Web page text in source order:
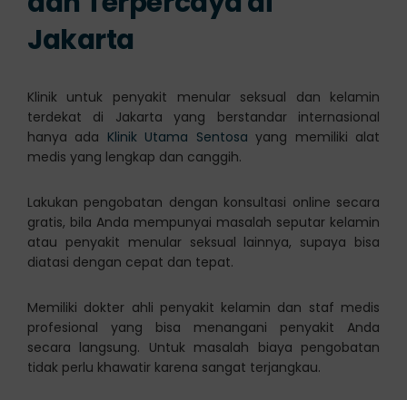
Jakarta
Klinik untuk penyakit menular seksual dan kelamin
terdekat di Jakarta yang berstandar internasional
hanya ada Klinik Utama Sentosa yang memiliki alat
medis yang lengkap dan canggih.
Lakukan pengobatan dengan konsultasi online secara
gratis, bila Anda mempunyai masalah seputar kelamin
atau penyakit menular seksual lainnya, supaya bisa
diatasi dengan cepat dan tepat.
Memiliki dokter ahli penyakit kelamin dan staf medis
profesional yang bisa menangani penyakit Anda
secara langsung. Untuk masalah biaya pengobatan
tidak perlu khawatir karena sangat terjangkau.